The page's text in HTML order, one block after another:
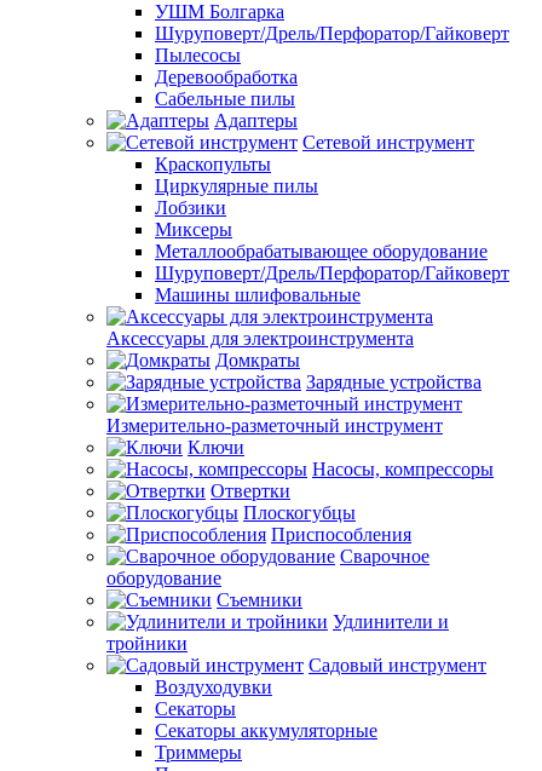
УШМ Болгарка
Шуруповерт/Дрель/Перфоратор/Гайковерт
Пылесосы
Деревообработка
Сабельные пилы
Адаптеры
Сетевой инструмент
Краскопульты
Циркулярные пилы
Лобзики
Миксеры
Металлообрабатывающее оборудование
Шуруповерт/Дрель/Перфоратор/Гайковерт
Машины шлифовальные
Аксессуары для электроинструмента
Домкраты
Зарядные устройства
Измерительно-разметочный инструмент
Ключи
Насосы, компрессоры
Отвертки
Плоскогубцы
Приспособления
Сварочное
оборудование
Съемники
Удлинители и
тройники
Садовый инструмент
Воздуходувки
Секаторы
Секаторы аккумуляторные
Триммеры